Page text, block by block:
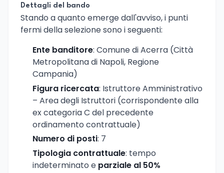
Dettagli del bando
Stando a quanto emerge dall'avviso, i punti
fermi della selezione sono i seguenti:
Ente banditore: Comune di Acerra (Città
Metropolitana di Napoli, Regione
Campania)
Figura ricercata: Istruttore Amministrativo
– Area degli Istruttori (corrispondente alla
ex categoria C del precedente
ordinamento contrattuale)
Numero di posti: 7
Tipologia contrattuale: tempo
indeterminato e parziale al 50%